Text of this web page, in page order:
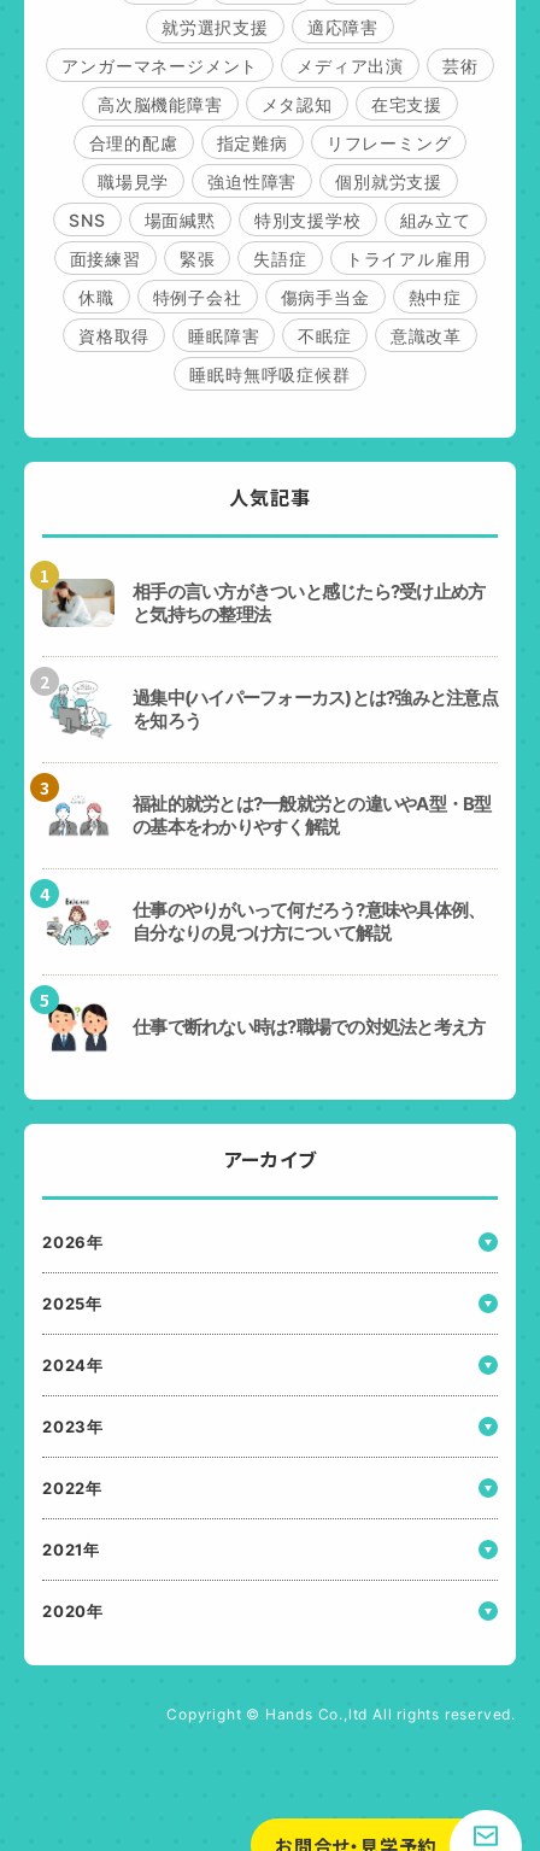
就労選択支援
適応障害
アンガーマネージメント
メディア出演
芸術
高次脳機能障害
メタ認知
在宅支援
合理的配慮
指定難病
リフレーミング
職場見学
強迫性障害
個別就労支援
SNS
場面緘黙 特別支援学校
組み立て
面接練習
緊張 失語症
トライアル雇用
休職
特例子会社 傷病手当金
熱中症
資格取得
睡眠障害 不眠症
意識改革
睡眠時無呼吸症候群
人気記事
1
相手の言い方がきついと感じたら?受け止め方
と気持ちの整理法
2
過集中(ハイパーフォーカス)とは?強みと注意点
を知ろう
3
福祉的就労とは?一般就労との違いやA型・B型
の基本をわかりやすく解説
4
仕事のやりがいって何だろう?意味や具体例、
自分なりの見つけ方について解説
5
仕事で断れない時は?職場での対処法と考え方
アーカイブ
2026年
2025年
2024年
2023年
2022年
2021年
2020年
Copyright © Hands Co.,ltd All rights reserved.
お問合せ・見学予約